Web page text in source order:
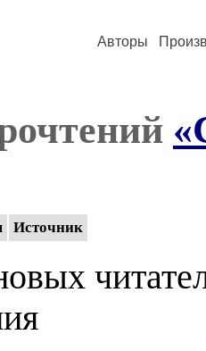
Авторы
Источник